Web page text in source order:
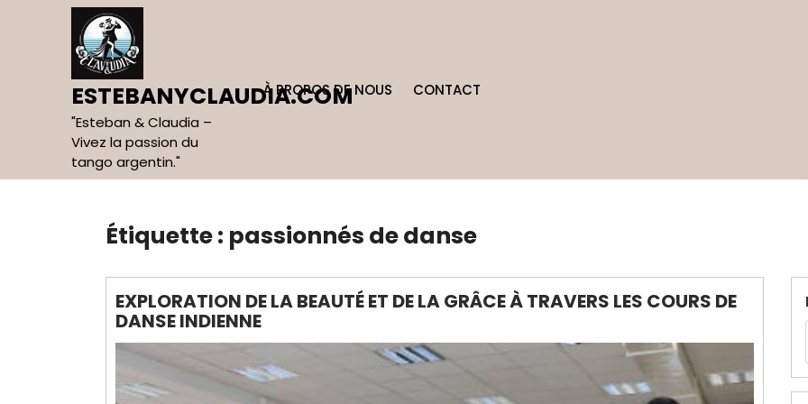
ESTEBANYCLAUDIA.COM
"Esteban & Claudia –
Vivez la passion du
tango argentin."
À PROPOS DE NOUS CONTACT
Étiquette : passionnés de danse
EXPLORATION DE LA BEAUTÉ ET DE LA GRÂCE À TRAVERS LES COURS DE
DANSE INDIENNE